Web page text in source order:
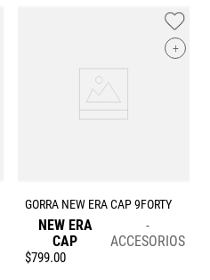
+
GORRA NEW ERA CAP 9FORTY
NEW ERA
CAP
ACCESORIOS
$799.00